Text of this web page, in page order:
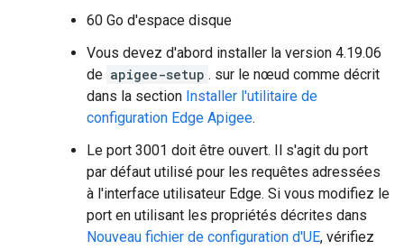
60 Go d'espace disque
Vous devez d'abord installer la version 4.19.06
de apigee-setup . sur le nœud comme décrit
dans la section Installer l'utilitaire de
configuration Edge Apigee.
Le port 3001 doit être ouvert. Il s'agit du port
par défaut utilisé pour les requêtes adressées
à l'interface utilisateur Edge. Si vous modifiez le
port en utilisant les propriétés décrites dans
Nouveau fichier de configuration d'UE, vérifiez